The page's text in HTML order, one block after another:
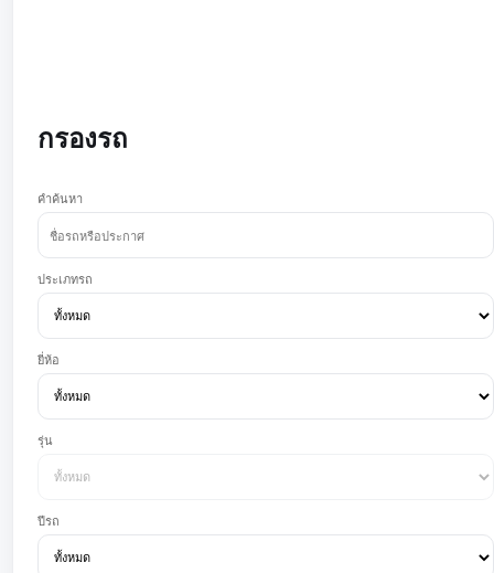
กรองรถ
คำค้นหา
ประเภทรถ
ยี่ห้อ
รุ่น
ปีรถ